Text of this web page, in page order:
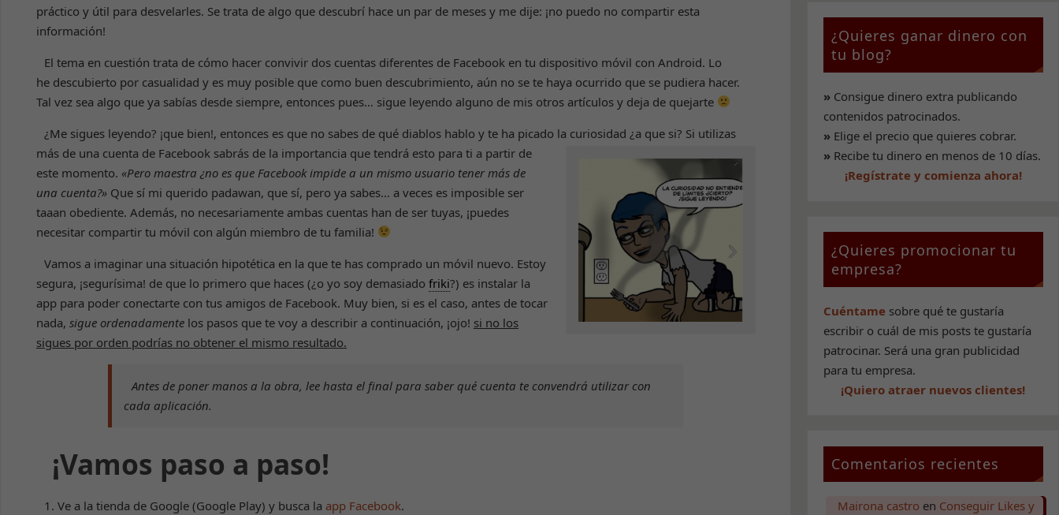
práctico y útil para desvelarles. Se trata de algo que descubrí hace un par de meses y me dije: ¡no puedo no compartir esta
información!
El tema en cuestión trata de cómo hacer convivir dos cuentas diferentes de Facebook en tu dispositivo móvil con Android. Lo
he descubierto por casualidad y es muy posible que como buen descubrimiento, aún no se te haya ocurrido que se pudiera hacer.
Tal vez sea algo que ya sabías desde siempre, entonces pues… sigue leyendo alguno de mis otros artículos y deja de quejarte
¿Me sigues leyendo? ¡que bien!, entonces es que no sabes de qué diablos hablo y te ha picado la curiosidad ¿a que si? Si utilizas
más de una cuenta de Facebook sabrás de la importancia que tendrá esto para ti a partir de
este momento. «Pero maestra ¿no es que Facebook impide a un mismo usuario tener más de
una cuenta?» Que sí mi querido padawan, que sí, pero ya sabes… a veces es imposible ser
taaan obediente. Además, no necesariamente ambas cuentas han de ser tuyas, ¡puedes
necesitar compartir tu móvil con algún miembro de tu familia!
Vamos a imaginar una situación hipotética en la que te has comprado un móvil nuevo. Estoy
segura, ¡segurísima! de que lo primero que haces (¿o yo soy demasiado friki?) es instalar la
app para poder conectarte con tus amigos de Facebook. Muy bien, si es el caso, antes de tocar
nada, sigue ordenadamente los pasos que te voy a describir a continuación, ¡ojo! si no los
sigues por orden podrías no obtener el mismo resultado.
Antes de poner manos a la obra, lee hasta el final para saber qué cuenta te convendrá utilizar con
cada aplicación.
¡Vamos paso a paso!
1. Ve a la tienda de Google (Google Play) y busca la app Facebook.
¿Quieres ganar dinero con
tu blog?
»Consigue dinero extra publicando
contenidos patrocinados.
»Elige el precio que quieres cobrar.
»Recibe tu dinero en menos de 10 días.
¡Regístrate y comienza ahora!
¿Quieres promocionar tu
empresa?
Cuéntame sobre qué te gustaría
escribir o cuál de mis posts te gustaría
patrocinar. Será una gran publicidad
para tu empresa.
¡Quiero atraer nuevos clientes!
Comentarios recientes
Mairona castro en Conseguir Likes y